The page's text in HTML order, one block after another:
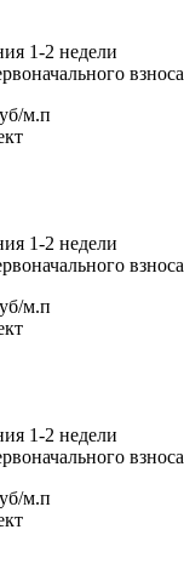
1-2 недели
взноса
м.п
1-2 недели
взноса
м.п
1-2 недели
взноса
м.п